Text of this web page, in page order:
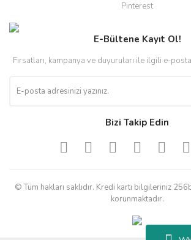
Pinterest
E-Bültene Kayıt Ol!
Fırsatları, kampanya ve duyuruları ile ilgili e-
Bizi Takip Edin
© Tüm hakları saklıdır. Kredi kartı bilgileriniz
korunmaktadır.